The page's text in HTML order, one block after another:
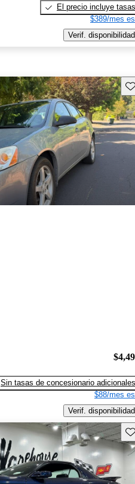
El precio incluye tasas
$389/mes
Verif. disponibilidad
Sin tasas de concesionario adicionales
$88/mes
Verif. disponibilidad